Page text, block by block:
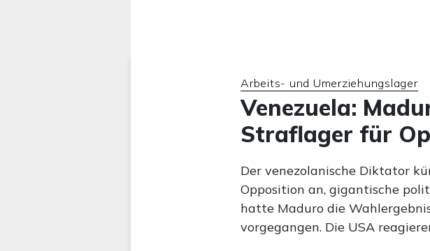
Arbeits- und Umerziehungslager
Venezuela:
Straflager für
Der venezolanische Diktator
Opposition an, gigantische
hatte Maduro die
vorgegangen. Die USA